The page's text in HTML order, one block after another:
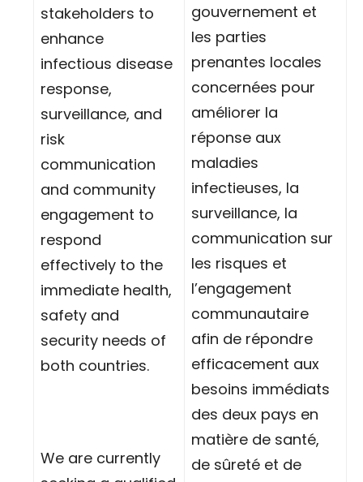
stakeholders to
enhance
infectious disease
response,
surveillance, and
risk
communication
and community
engagement to
respond
effectively to the
immediate health,
safety and
security needs of
both countries.
We are currently
gouvernement et
les parties
prenantes locales
concernées pour
améliorer la
réponse aux
maladies
infectieuses, la
surveillance, la
communication sur
les risques et
l’engagement
communautaire
afin de répondre
efficacement aux
besoins immédiats
des deux pays en
matière de santé,
de sûreté et de